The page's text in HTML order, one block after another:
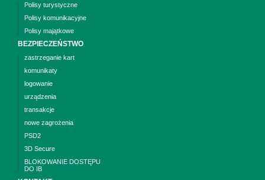
Polisy turystyczne
Polisy komunikacyjne
Polisy majątkowe
BEZPIECZEŃSTWO
zastrzeganie kart
komunikaty
logowanie
urządzenia
transakcje
nowe zagrożenia
PSD2
3D Secure
BLOKOWANIE DOSTĘPU
DO IB